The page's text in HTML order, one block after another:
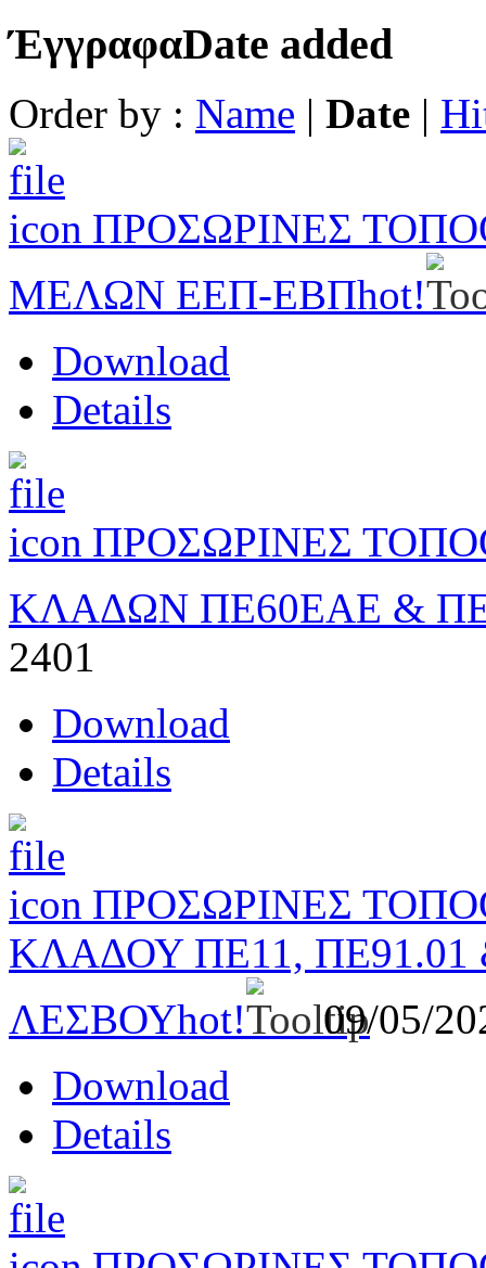
ΈγγραφαDate added
Order by : Name | Date |
ΠΡΟΣΩΡΙΝΕΣ
ΜΕΛΩΝ ΕΕΠ-ΕΒΠhot!
Download
Details
ΠΡΟΣΩΡΙΝΕΣ
ΚΛΑΔΩΝ ΠΕ60ΕΑΕ &
2401
Download
Details
ΠΡΟΣΩΡΙΝΕΣ
ΚΛΑΔΟΥ ΠΕ11, ΠΕ91.01
ΛΕΣΒΟΥhot!
09/05/
Download
Details